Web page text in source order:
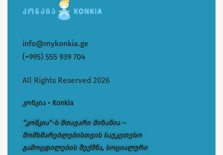
info@mykonkia.ge
(+995) 555 939 704
All Rights Reserved 2026
კონკია • Konkia
“კონკია“-ს მთავარი მიზანია –
მომხმარებლებისთვის საუკეთესო
გამოცდილების შექმნა, სოციალური